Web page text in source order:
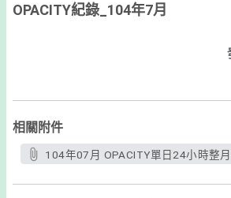
OPACITY紀錄_104年7月
相關附件
104年07月 OPACITY單日24小時整